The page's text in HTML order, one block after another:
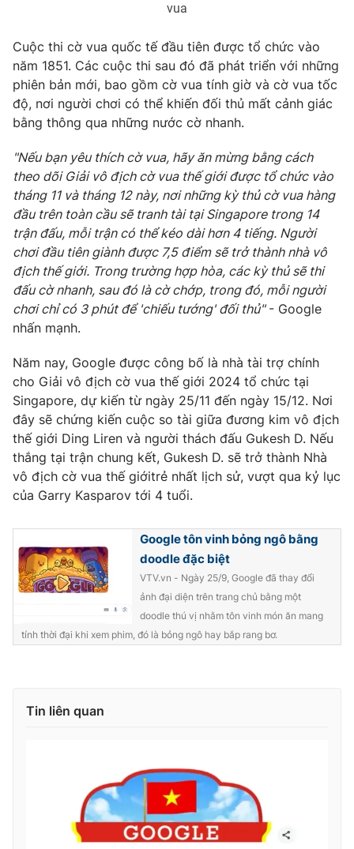
Thị trường
Tư vấn
Chuyên mục khác
Emagazine Podcast
Photo Infographic
Video Shorts video
VTV Money VTV Thể thao
VTV Sức khoẻ Bất động sản
VTV4 Vươn mình bằng AI
VTV9 VTV8
Liên hệ tòa soạn English
THỜI BÁO VTV
Theo dõi báo trên
Cơ quan báo chí:
Vũ Thanh Thủy
Phó Tổng Biên tập:Nguyễn Thị Mỹ Hạnh, Phạm Quốc Thắng,
Nguyễn Trọng Ninh
Tổng đài VTV: 024.38 355 931 - 024.38 355 932
vua
Cuộc thi cờ vua quốc tế đầu tiên được tổ chức vào
năm 1851. Các cuộc thi sau đó đã phát triển với những
phiên bản mới, bao gồm cờ vua tính giờ và cờ vua tốc
độ, nơi người chơi có thể khiến đối thủ mất cảnh giác
bằng thông qua những nước cờ nhanh.
"Nếu bạn yêu thích cờ vua, hãy ăn mừng bằng cách
theo dõi Giải vô địch cờ vua thế giới được tổ chức vào
tháng 11 và tháng 12 này, nơi những kỳ thủ cờ vua hàng
đầu trên toàn cầu sẽ tranh tài tại Singapore trong 14
trận đấu, mỗi trận có thể kéo dài hơn 4 tiếng. Người
chơi đầu tiên giành được 7,5 điểm sẽ trở thành nhà vô
địch thế giới. Trong trường hợp hòa, các kỳ thủ sẽ thi
đấu cờ nhanh, sau đó là cờ chớp, trong đó, mỗi người
chơi chỉ có 3 phút để 'chiếu tướng' đối thủ"- Google
nhấn mạnh.
Năm nay, Google được công bố là nhà tài trợ chính
cho Giải vô địch cờ vua thế giới 2024 tổ chức tại
Singapore, dự kiến từ ngày 25/11 đến ngày 15/12. Nơi
đây sẽ chứng kiến cuộc so tài giữa đương kim vô địch
thế giới Ding Liren và người thách đấu Gukesh D. Nếu
thắng tại trận chung kết, Gukesh D. sẽ trở thành Nhà
vô địch cờ vua thế giớitrẻ nhất lịch sử, vượt qua kỷ lục
của Garry Kasparov tới 4 tuổi.
Google tôn vinh bỏng ngô bằng
doodle đặc biệt
VTV.vn - Ngày 25/9, Google đã thay đổi
ảnh đại diện trên trang chủ bằng một
doodle thú vị nhằm tôn vinh món ăn mang
tính thời đại khi xem phim, đó là bỏng ngô hay bắp rang bơ.
Tin liên quan